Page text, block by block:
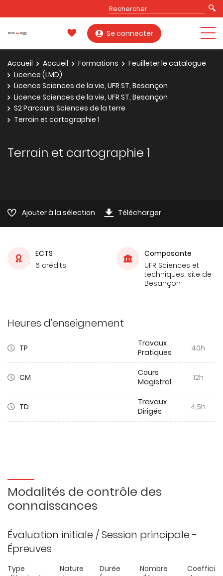
Se connecter
Accueil Accueil Formations
Feuilleter le catalogue
Licence (LMD)
Licence Sciences de la vie, UFR ST, Besançon
Licence Sciences de la vie, UFR ST, Besançon
S2 Parcours Sciences de la terre
Terrain et cartographie 1
Terrain et cartographie 1
Ajouter à la sélection Télécharger
ECTS
6 crédits
Composante
UFR Sciences et
techniques, site de
Besançon
Heures d'enseignement
TP
Travaux
Pratiques
40h
CM
Cours
Magistral
12h
TD
Travaux
Dirigés
4,5h
Modalités de contrôle des
connaissances
Évaluation initiale / Session principale -
Épreuves
Type
Nature
Durée
Nombre